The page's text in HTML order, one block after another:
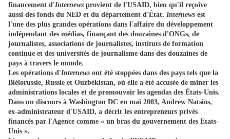
financement d'Internews provient de l'USAID, bien qu'il reçoive
aussi des fonds du NED et du département d'État. Internews est
l'une des plus grandes opérations dans l'affaire du développement
indépendant des médias, finançant des douzaines d'ONGs, de
journalistes, associations de journalistes, instituts de formation
continue et des universités de journalisme dans des douzaines de
pays à travers le monde.
Les opérations d'Internews ont été stoppées dans des pays tels que la
Biélorussie, Russie et Ouzbékistan, où elle a été accusée de miner les
administrations locales et de promouvoir les agendas des États-Unis.
Dans un discours à Washington DC en mai 2003, Andrew Natsios,
ex-administrateur d'USAID, a décrit les entrepreneurs privés
financés par l'Agence comme « un bras du gouvernement des Etats-
Unis ».